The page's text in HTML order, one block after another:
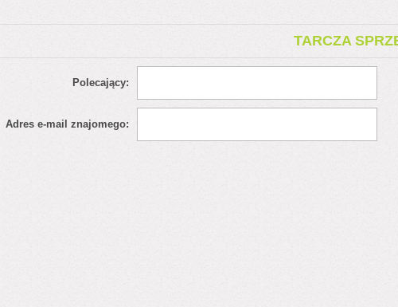
TARCZA
Polecający:
Adres e-mail znajomego: